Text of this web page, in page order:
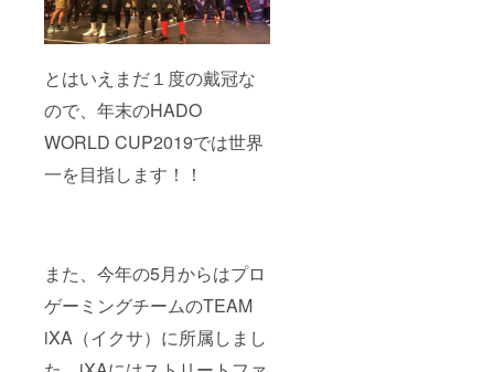
とはいえまだ１度の戴冠な
ので、年末のHADO
WORLD CUP2019では世界
一を目指します！！
また、今年の5月からはプロ
ゲーミングチームのTEAM
iXA（イクサ）に所属しまし